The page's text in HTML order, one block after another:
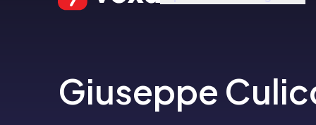
Giuseppe